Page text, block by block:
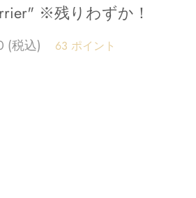
※残りわずか！
63 ポイント